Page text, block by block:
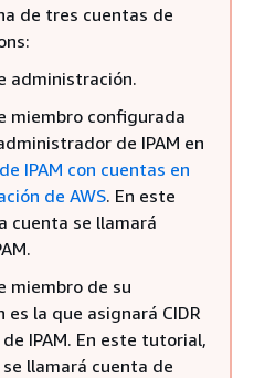
de tres cuentas de
administración.
miembro configurada
de IPAM en
IPAM con cuentas en
de AWS. En este
cuenta se llamará
miembro de su
es la que asignará CIDR
IPAM. En este tutorial,
llamará cuenta de